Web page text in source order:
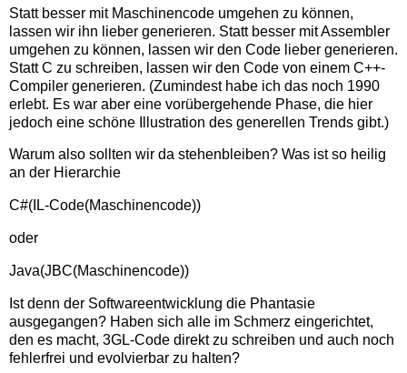
Statt besser mit Maschinencode umgehen zu können,
lassen wir ihn lieber generieren. Statt besser mit Assembler
umgehen zu können, lassen wir den Code lieber generieren.
Statt C zu schreiben, lassen wir den Code von einem C++-
Compiler generieren. (Zumindest habe ich das noch 1990
erlebt. Es war aber eine vorübergehende Phase, die hier
jedoch eine schöne Illustration des generellen Trends gibt.)
Warum also sollten wir da stehenbleiben? Was ist so heilig
an der Hierarchie
C#(IL-Code(Maschinencode))
oder
Java(JBC(Maschinencode))
Ist denn der Softwareentwicklung die Phantasie
ausgegangen? Haben sich alle im Schmerz eingerichtet,
den es macht, 3GL-Code direkt zu schreiben und auch noch
fehlerfrei und evolvierbar zu halten?